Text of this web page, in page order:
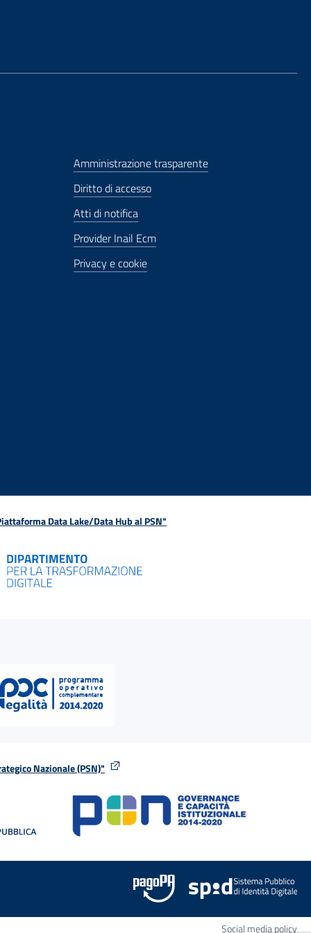
Amministrazione trasparente
Diritto di accesso
Atti di notifica
Provider Inail Ecm
Privacy e cookie
Data Lake/Data Hub al PSN"
Nazionale (PSN)"
stessa finestra
Social media policy